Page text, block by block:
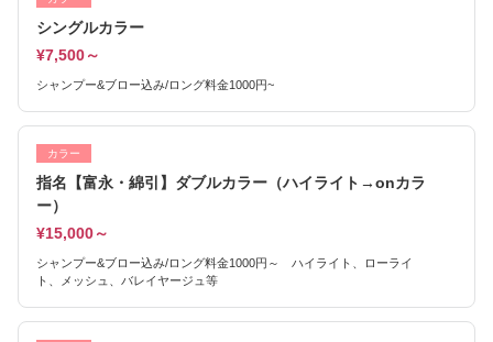
シングルカラー
¥7,500～
シャンプー&ブロー込み/ロング料金1000円~
カラー
指名【富永・綿引】ダブルカラー（ハイライト→onカラ
ー）
¥15,000～
シャンプー&ブロー込み/ロング料金1000円～ ハイライト、ローライ
ト、メッシュ、バレイヤージュ等